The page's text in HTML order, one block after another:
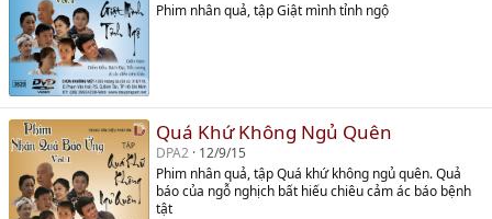
Phim nhân quả, tập Giật mình tỉnh ngộ
Quá Khứ Không Ngủ Quên
DPA2 12/9/15
Phim nhân quả, tập Quá khứ không ngủ quên. Quả
báo của ngỗ nghịch bất hiếu chiêu cảm ác báo bệnh
tật